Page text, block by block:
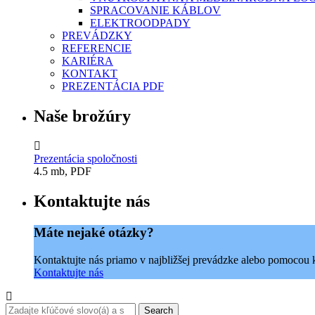
SPRACOVANIE KÁBLOV
ELEKTROODPADY
PREVÁDZKY
REFERENCIE
KARIÉRA
KONTAKT
PREZENTÁCIA PDF
Naše brožúry
Prezentácia spoločnosti
4.5 mb, PDF
Kontaktujte nás
Máte nejaké otázky?
Kontaktujte nás priamo v najbližšej prevádzke alebo pomocou
Kontaktujte nás